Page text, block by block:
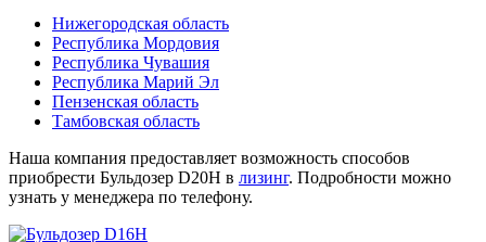
Нижегородская область
Республика Мордовия
Республика Чувашия
Республика Марий Эл
Пензенская область
Тамбовская область
Наша компания предоставляет возможность способов
приобрести Бульдозер D20H в лизинг. Подробности можно
узнать у менеджера по телефону.